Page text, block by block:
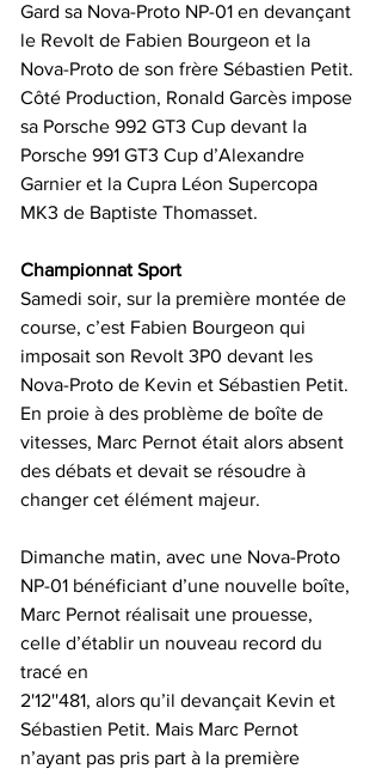
Gard sa Nova-Proto NP-01 en devançant
le Revolt de Fabien Bourgeon et la
Nova-Proto de son frère Sébastien Petit.
Côté Production, Ronald Garcès impose
sa Porsche 992 GT3 Cup devant la
Porsche 991 GT3 Cup d’Alexandre
Garnier et la Cupra Léon Supercopa
MK3 de Baptiste Thomasset.
Championnat Sport
Samedi soir, sur la première montée de
course, c’est Fabien Bourgeon qui
imposait son Revolt 3P0 devant les
Nova-Proto de Kevin et Sébastien Petit.
En proie à des problème de boîte de
vitesses, Marc Pernot était alors absent
des débats et devait se résoudre à
changer cet élément majeur.
Dimanche matin, avec une Nova-Proto
NP-01 bénéficiant d’une nouvelle boîte,
Marc Pernot réalisait une prouesse,
celle d’établir un nouveau record du
tracé en
2'12''481, alors qu’il devançait Kevin et
Sébastien Petit. Mais Marc Pernot
n’ayant pas pris part à la première